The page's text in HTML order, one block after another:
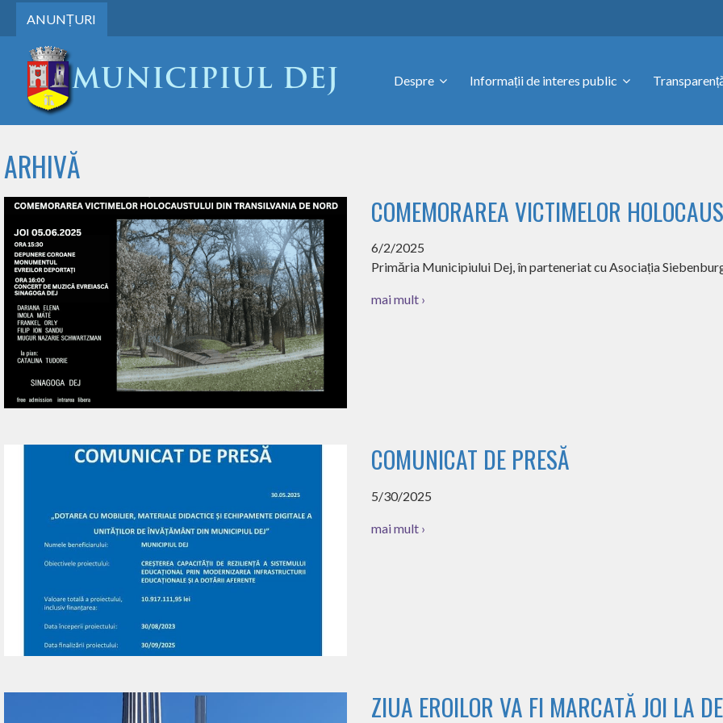
ANUNȚURI
Despre Informații de interes public
ARHIVĂ
COMEMORAREA VICTIMELOR
6/2/2025
Primăria Municipiului Dej, în parteneriat cu Asociația
mai mult ›
COMUNICAT DE PRESĂ
5/30/2025
mai mult ›
ZIUA EROILOR VA FI MARCATĂ JOI LA